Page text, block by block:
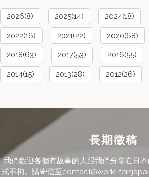
2026(8) 2025(14) 2024(18)
2022(16) 2021(22) 2020(68)
2018(63) 2017(53) 2016(55)
2014(15) 2013(28) 2012(26)
長期徵稿
我們歡迎各個有故事的人跟我們分享在日
式不拘。請寄信至